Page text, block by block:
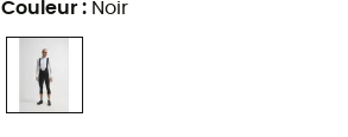
Couleur : Noir